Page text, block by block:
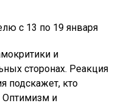
и
сторонах. Реакция
подскажет, кто
Оптимизм и